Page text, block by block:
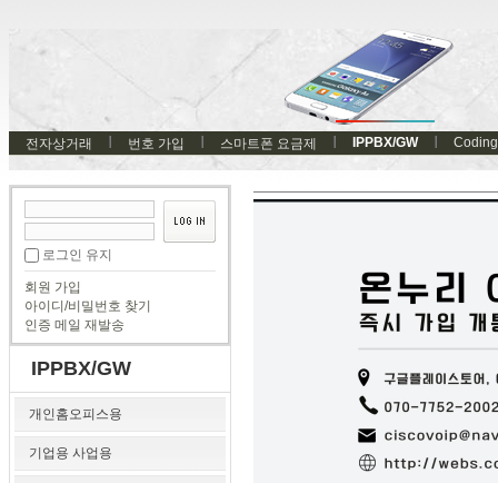
전자상거래 번호 가입 스마트폰 요금제 IPPBX/GW Coding
로그인 유지
회원 가입
아이디/비밀번호 찾기
인증 메일 재발송
IPPBX/GW
개인홈오피스용
기업용 사업용